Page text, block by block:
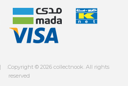
.Copyright © 2026 collectnook. All rights
reserved